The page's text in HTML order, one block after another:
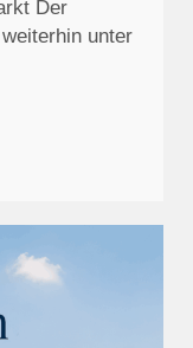
Der
unter